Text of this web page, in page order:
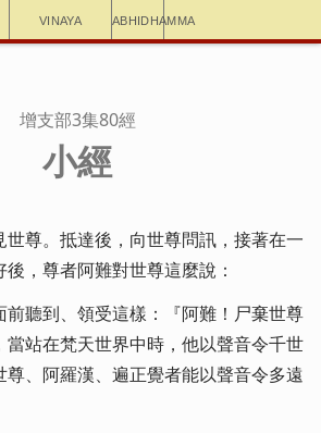
Vinaya Abhidhamma
增支部3集80經
小經
尊。抵達後，向世尊問訊，接著在一
，尊者阿難對世尊這麼說：
前聽到、領受這樣：『阿難！尸棄世尊
當站在梵天世界中時，他以聲音令千世
、阿羅漢、遍正覺者能以聲音令多遠